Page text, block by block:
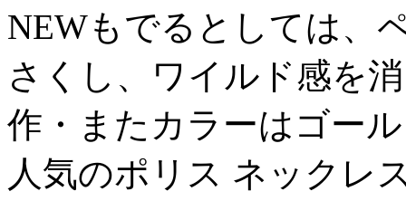
NEWもでるとしては、
さくし、ワイルド感を
作・またカラーはゴー
人気のポリス ネックレ